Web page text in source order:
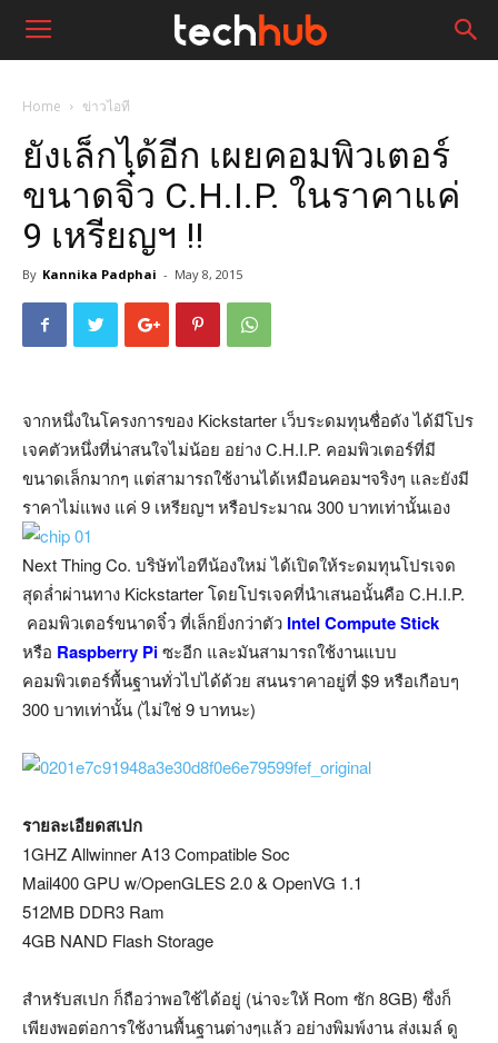
Home ข่าวไอที
ยังเล็กได้อีก เผยคอมพิวเตอร์
ขนาดจิ๋ว C.H.I.P. ในราคาแค่
9 เหรียญฯ !!
By Kannika Padphai - May 8, 2015
จากหนึ่งในโครงการของ Kickstarter เว็บระดมทุนชื่อดัง ได้มีโปร
เจคตัวหนึ่งที่น่าสนใจไม่น้อย อย่าง C.H.I.P. คอมพิวเตอร์ที่มี
ขนาดเล็กมากๆ แต่สามารถใช้งานได้เหมือนคอมฯจริงๆ และยังมี
ราคาไม่แพง แค่ 9 เหรียญฯ หรือประมาณ 300 บาทเท่านั้นเอง
Next Thing Co. บริษัทไอทีน้องใหม่ ได้เปิดให้ระดมทุนโปรเจด
สุดล่ำผ่านทาง Kickstarter โดยโปรเจคที่นำเสนอนั้นคือ C.H.I.P.
คอมพิวเตอร์ขนาดจิ๋ว ที่เล็กยิ่งกว่าตัว Intel Compute Stick
หรือ Raspberry Piซะอีก และมันสามารถใช้งานแบบ
คอมพิวเตอร์พื้นฐานทั่วไปได้ด้วย สนนราคาอยู่ที่ $9 หรือเกือบๆ
300 บาทเท่านั้น (ไม่ใช่ 9 บาทนะ)
รายละเอียดสเปก
1GHZ Allwinner A13 Compatible Soc
Mail400 GPU w/OpenGLES 2.0 & OpenVG 1.1
512MB DDR3 Ram
4GB NAND Flash Storage
สำหรับสเปก ก็ถือว่าพอใช้ได้อยู่ (น่าจะให้ Rom ซัก 8GB) ซึ่งก็
เพียงพอต่อการใช้งานพื้นฐานต่างๆแล้ว อย่างพิมพ์งาน ส่งเมล์ ดู